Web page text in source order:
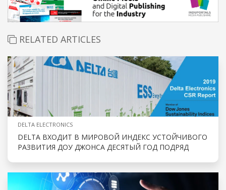
RELATED ARTICLES
DELTA ELECTRONICS
DELTA ВХОДИТ В МИРОВОЙ ИНДЕКС УСТОЙЧИВОГО
РАЗВИТИЯ ДОУ ДЖОНСА ДЕСЯТЫЙ ГОД ПОДРЯД